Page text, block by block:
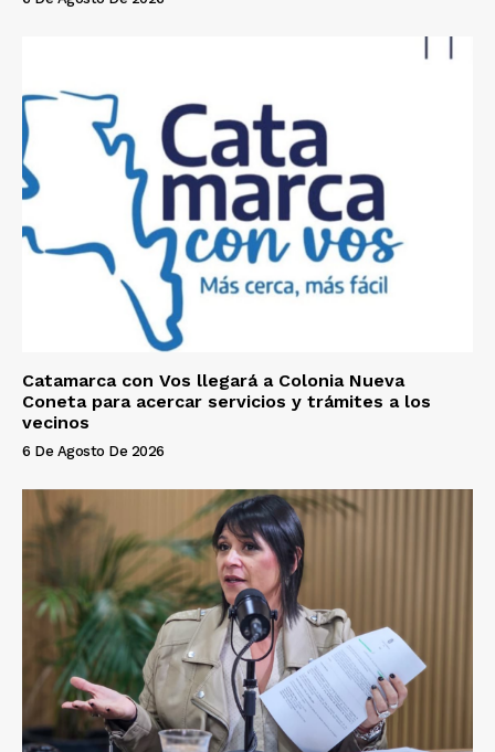
Catamarca con Vos llegará a Colonia Nueva
Coneta para acercar servicios y trámites a los
vecinos
6 De Agosto De 2026